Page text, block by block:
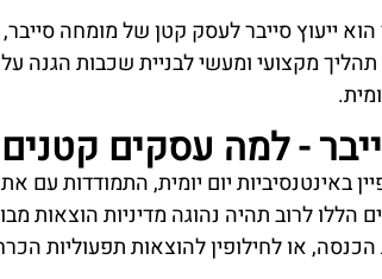
ייעוץ סייבר לעסק קטן של מומחה
תהליך מקצועי ומעשי לבניית שכבות הגנה
- למה עסקים
באינטנסיביות יום יומית, התמודדות עם
הללו לרוב תהיה נהוגה מדיניות הוצאות
או לחילופין להוצאות תפעוליות